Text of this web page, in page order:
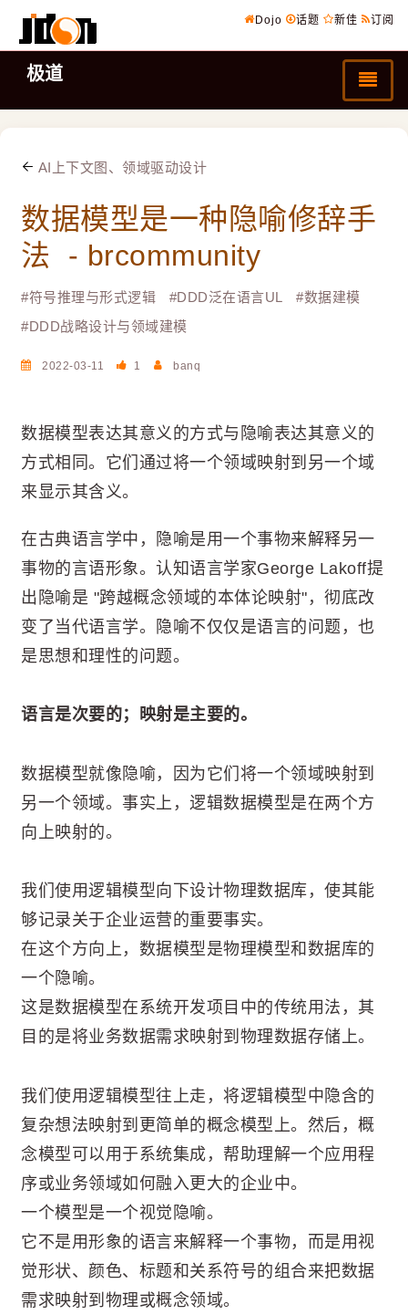
Dojo 话题 新佳 订阅
极道
AI上下文图、领域驱动设计
数据模型是一种隐喻修辞手
法 - brcommunity
#符号推理与形式逻辑 #DDD泛在语言UL #数据建模
#DDD战略设计与领域建模
2022-03-11 1 banq
数据模型表达其意义的方式与隐喻表达其意义的
方式相同。它们通过将一个领域映射到另一个域
来显示其含义。
在古典语言学中，隐喻是用一个事物来解释另一
事物的言语形象。认知语言学家George Lakoff提
出隐喻是 "跨越概念领域的本体论映射"，彻底改
变了当代语言学。隐喻不仅仅是语言的问题，也
是思想和理性的问题。
语言是次要的；映射是主要的。
数据模型就像隐喻，因为它们将一个领域映射到
另一个领域。事实上，逻辑数据模型是在两个方
向上映射的。
我们使用逻辑模型向下设计物理数据库，使其能
够记录关于企业运营的重要事实。
在这个方向上，数据模型是物理模型和数据库的
一个隐喻。
这是数据模型在系统开发项目中的传统用法，其
目的是将业务数据需求映射到物理数据存储上。
我们使用逻辑模型往上走，将逻辑模型中隐含的
复杂想法映射到更简单的概念模型上。然后，概
念模型可以用于系统集成，帮助理解一个应用程
序或业务领域如何融入更大的企业中。
一个模型是一个视觉隐喻。
它不是用形象的语言来解释一个事物，而是用视
觉形状、颜色、标题和关系符号的组合来把数据
需求映射到物理或概念领域。